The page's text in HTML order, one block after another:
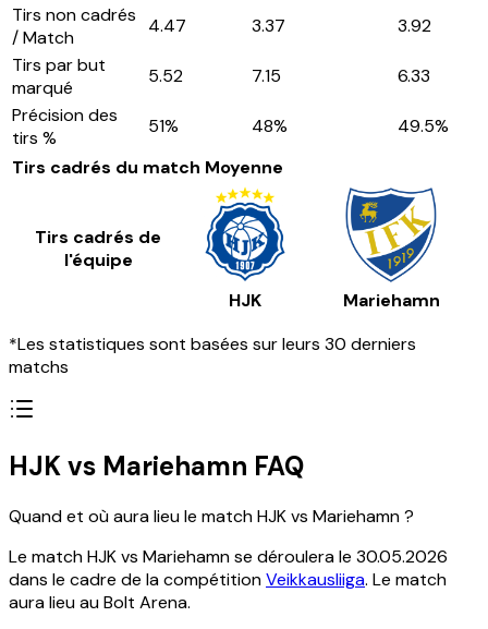
Tirs non cadrés
/ Match
4.47 3.37
3.92
Tirs par but
marqué
5.52 7.15
6.33
Précision des
tirs %
51% 48% 49.5%
Tirs cadrés du match Moyenne
Tirs cadrés de
l'équipe
HJK
Mariehamn
*Les statistiques sont basées sur leurs 30 derniers
matchs
HJK vs Mariehamn FAQ
Quand et où aura lieu le match HJK vs Mariehamn ?
Le match HJK vs Mariehamn se déroulera le 30.05.2026
dans le cadre de la compétitionVeikkausliiga. Le match
aura lieu au Bolt Arena.